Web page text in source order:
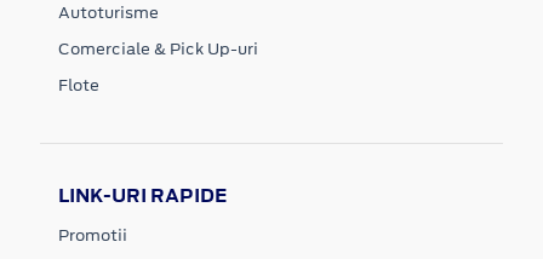
Autoturisme
Comerciale & Pick Up-uri
Flote
LINK-URI RAPIDE
Promotii